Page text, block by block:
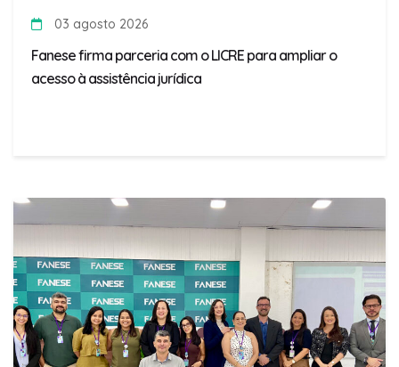
03 agosto 2026
Fanese firma parceria com o LICRE para ampliar o
acesso à assistência jurídica